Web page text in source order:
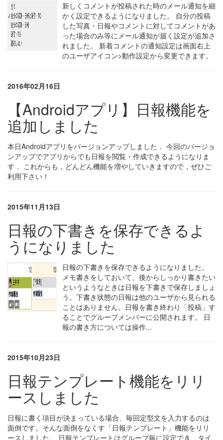
新しくコメントが投稿された時のメール通知を細
かく設定できるようになりました。 自分の投稿
した写真・日報やコメントに対してコメントがあ
った場合のみ等にメール通知が届く設定が追加さ
れました。 新着コメントの通知設定は画面右上
のユーザアイコン>動作設定から変更できます。
2016年02月16日
【Androidアプリ】日報機能を
追加しました
本日Androidアプリをバージョンアップしました． 今回のバージョ
ンアップでアプリからでも日報を閲覧・作成できるようになりま
す． これからも，どんどん機能を増やしていきますので，ぜひご
利用下さい！
2015年11月13日
日報の下書きを保存できるよ
うになりました
日報の下書きを保存できるようになりました。
メモ書きをしておいて、後からしっかり書きたい
というようなときは日報を下書きで保存しましょ
う。下書き状態の日報は他のユーザから見られる
ことはありません。日報を書き終わり「投稿」す
ることでグループメンバーに公開されます。 日
報の書き方については操作...
2015年10月23日
日報テンプレート機能をリリ
ースしました
日報に書く項目が決まっている場合、毎回定型文を入力するのは
面倒です。そんな面倒をなくす「日報テンプレート」機能をリリ
ースしました。 日報テンプレートはグループ毎に設定でき、タイ